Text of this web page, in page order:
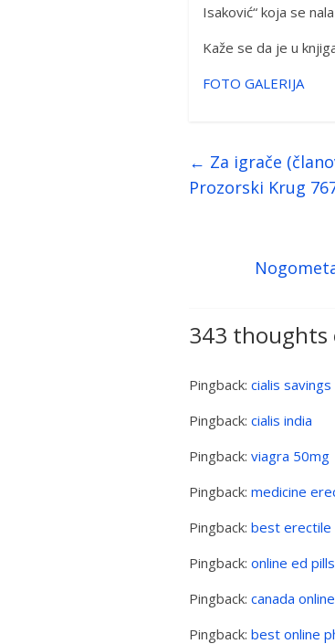
Isaković“ koja se
Kaže se da je u
FOTO GALERIJA
← Za igrače
Prozorski Krug
343 thoughts
Pingback: cialis savings
Pingback: cialis india
Pingback: viagra 50mg
Pingback: medicine
Pingback: best erectile
Pingback: online ed pills
Pingback: canada
Pingback: best online